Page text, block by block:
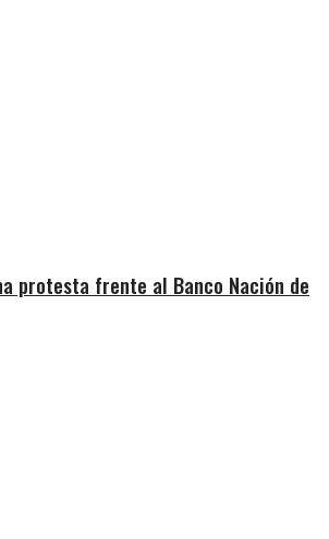
protesta frente al Banco Nación de